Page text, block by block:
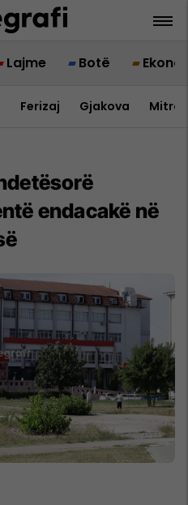
Lajme Botë
Ferizaj Gjakova
endacakë në